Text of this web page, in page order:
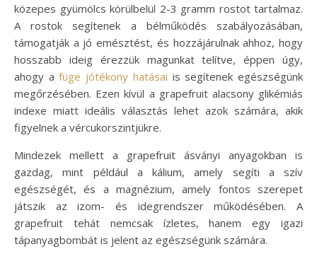
közepes gyümölcs körülbelül 2-3 gramm rostot tartalmaz.
A rostok segítenek a bélműködés szabályozásában,
támogatják a jó emésztést, és hozzájárulnak ahhoz, hogy
hosszabb ideig érezzük magunkat telítve, éppen úgy,
ahogy afüge jótékony hatásai is segítenek egészségünk
megőrzésében. Ezen kívül a grapefruit alacsony glikémiás
indexe miatt ideális választás lehet azok számára, akik
figyelnek a vércukorszintjükre.
Mindezek mellett a grapefruit ásványi anyagokban is
gazdag, mint például a kálium, amely segíti a szív
egészségét, és a magnézium, amely fontos szerepet
játszik az izom- és idegrendszer működésében. A
grapefruit tehát nemcsak ízletes, hanem egy igazi
tápanyagbombát is jelent az egészségünk számára.